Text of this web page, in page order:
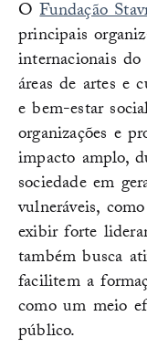
OFundação
principais
internacionais do
áreas de artes e
e bem-estar
organizações e
impacto amplo,
sociedade em
vulneráveis,
exibir forte
também busca
facilitem a
como um meio
público.